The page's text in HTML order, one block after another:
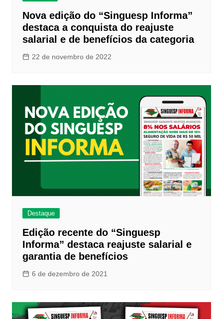
Nova edição do “Singuesp Informa”
destaca a conquista do reajuste
salarial e de benefícios da categoria
22 de novembro de 2022
Destaque
Edição recente do “Singuesp
Informa” destaca reajuste salarial e
garantia de benefícios
6 de dezembro de 2021